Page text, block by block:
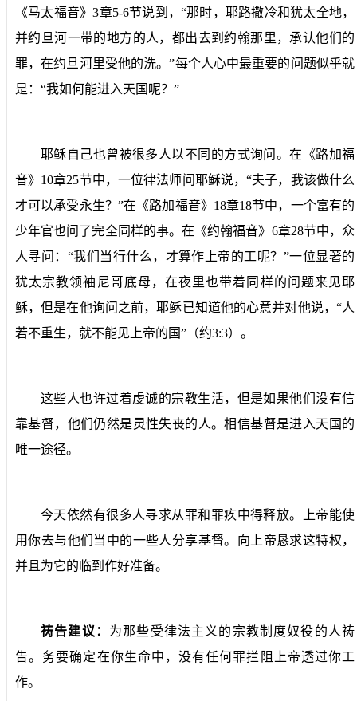
《马太福音》3章5-6节说到，“那时，耶路撒冷和犹太全地，
并约旦河一带的地方的人，都出去到约翰那里，承认他们的
罪，在约旦河里受他的洗。”每个人心中最重要的问题似乎就
是：“我如何能进入天国呢？”
耶稣自己也曾被很多人以不同的方式询问。在《路加福
音》 10章25节中，一位律法师问耶稣说，“夫子，我该做什么
才可以承受永生？”在《路加福音》 18章18节中，一个富有的
少年官也问了完全同样的事。在《约翰福音》 6章28节中，众
人寻问：“我们当行什么，才算作上帝的工呢？”一位显著的
犹太宗教领袖尼哥底母，在夜里也带着同样的问题来见耶
稣，但是在他询问之前，耶稣已知道他的心意并对他说，“人
若不重生，就不能见上帝的国”（约3:3）。
这些人也许过着虔诚的宗教生活，但是如果他们没有信
靠基督，他们仍然是灵性失丧的人。相信基督是进入天国的
唯一途径。
今天依然有很多人寻求从罪和罪疚中得释放。上帝能使
用你去与他们当中的一些人分享基督。向上帝恳求这特权，
并且为它的临到作好准备。
祷告建议： 为那些受律法主义的宗教制度奴役的人祷
告。务要确定在你生命中，没有任何罪拦阻上帝透过你工
作。